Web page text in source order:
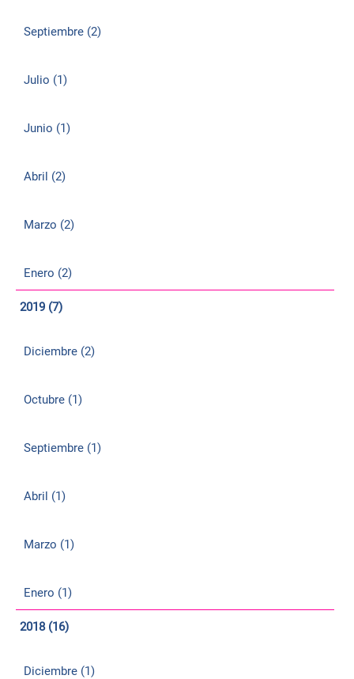
Septiembre (2)
Julio (1)
Junio (1)
Abril (2)
Marzo (2)
Enero (2)
2019 (7)
Diciembre (2)
Octubre (1)
Septiembre (1)
Abril (1)
Marzo (1)
Enero (1)
2018 (16)
Diciembre (1)